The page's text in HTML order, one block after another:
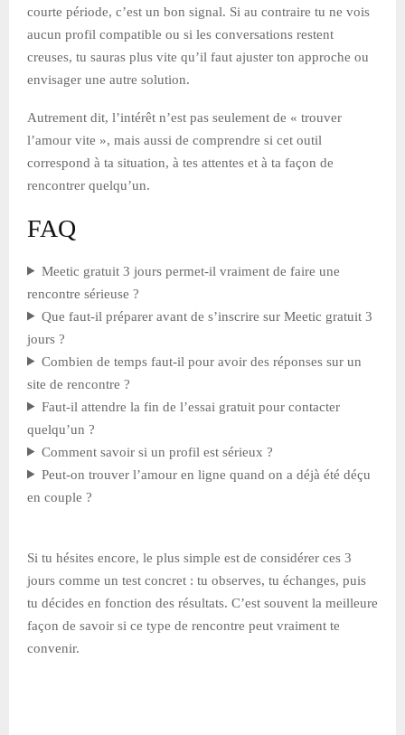
courte période, c’est un bon signal. Si au contraire tu ne vois
aucun profil compatible ou si les conversations restent
creuses, tu sauras plus vite qu’il faut ajuster ton approche ou
envisager une autre solution.
Autrement dit, l’intérêt n’est pas seulement de « trouver
l’amour vite », mais aussi de comprendre si cet outil
correspond à ta situation, à tes attentes et à ta façon de
rencontrer quelqu’un.
FAQ
Meetic gratuit 3 jours permet-il vraiment de faire une
rencontre sérieuse ?
Que faut-il préparer avant de s’inscrire sur Meetic gratuit 3
jours ?
Combien de temps faut-il pour avoir des réponses sur un
site de rencontre ?
Faut-il attendre la fin de l’essai gratuit pour contacter
quelqu’un ?
Comment savoir si un profil est sérieux ?
Peut-on trouver l’amour en ligne quand on a déjà été déçu
en couple ?
Si tu hésites encore, le plus simple est de considérer ces 3
jours comme un test concret : tu observes, tu échanges, puis
tu décides en fonction des résultats. C’est souvent la meilleure
façon de savoir si ce type de rencontre peut vraiment te
convenir.